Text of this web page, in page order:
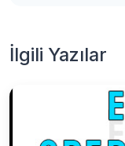
İlgili Yazılar